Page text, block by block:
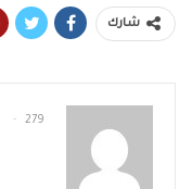
شارك
279 المشاركات